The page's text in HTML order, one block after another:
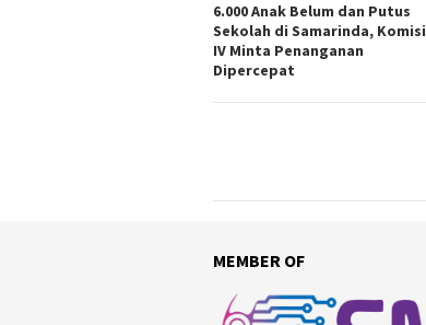
6.000 Anak Belum dan Putus
Sekolah di Samarinda, Komisi
IV Minta Penanganan
Dipercepat
MEMBER OF